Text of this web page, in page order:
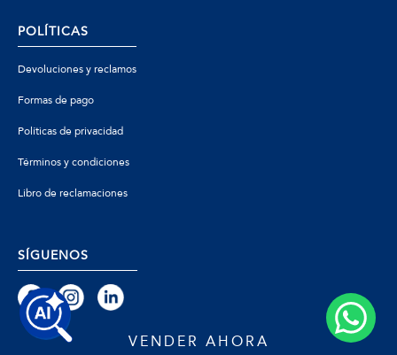
VENDER AHORA
POLÍTICAS
Devoluciones y reclamos
Formas de pago
Políticas de privacidad
Términos y condiciones
Libro de reclamaciones
SÍGUENOS
© 2026 Zafiro - Todos los derechos reservados